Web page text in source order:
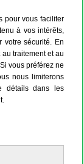
pour vous faciliter
à vos intérêts,
votre sécurité. En
traitement et au
vous préférez ne
nous limiterons
détails dans les
n’est plus
avant